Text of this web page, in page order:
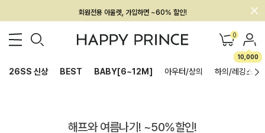
회원전용 아울렛, 가입하면 ~60% 할인!
멤버십 최대 28,000원 혜택 0
10,000
26SS 신상 BEST BABY[6~12M] 아우터/상의 하의/레깅스
해프와 여름나기! ~50%할인!